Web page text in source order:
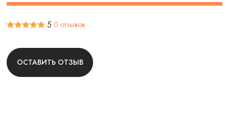
5 0 отзывов
ОСТАВИТЬ ОТЗЫВ